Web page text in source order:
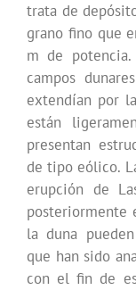
trata de
grano fino que
m de potencia.
campos
extendían por
están
presentan
de tipo eólico.
erupción de
posteriormente
la duna
que han sido
con el fin de